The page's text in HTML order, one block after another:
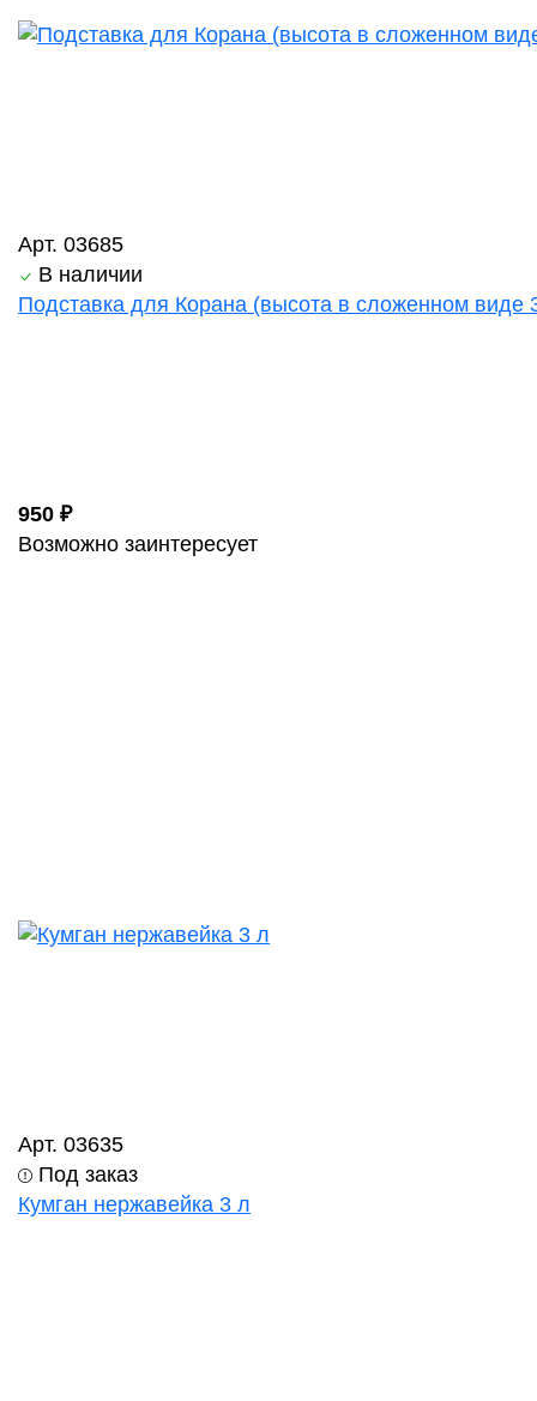
Арт. 03685
В наличии
Подставка для Корана (высота в сложенном виде
950 ₽
Возможно заинтересует
Арт. 03635
Под заказ
Кумган нержавейка 3 л